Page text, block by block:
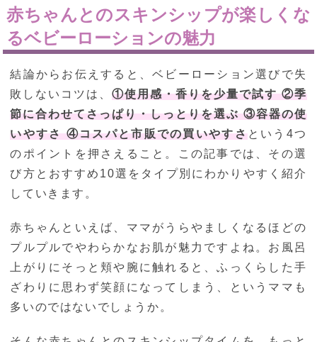
赤ちゃんとのスキンシップが楽しくな
るベビーローションの魅力
結論からお伝えすると、ベビーローション選びで失
敗しないコツは、①使用感・香りを少量で試す ②季
節に合わせてさっぱり・しっとりを選ぶ ③容器の使
いやすさ ④コスパと市販での買いやすさという4つ
のポイントを押さえること。この記事では、その選
び方とおすすめ10選をタイプ別にわかりやすく紹介
していきます。
赤ちゃんといえば、ママがうらやましくなるほどの
プルプルでやわらかなお肌が魅力ですよね。お風呂
上がりにそっと頬や腕に触れると、ふっくらした手
ざわりに思わず笑顔になってしまう、というママも
多いのではないでしょうか。